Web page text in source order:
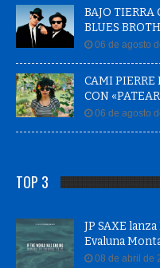
BAJO TIERRA
BLUES
06 de agosto
CAMI PIERRE
CON
06 de agosto
TOP 3
JP SAXE
Evaluna
08 de abril de